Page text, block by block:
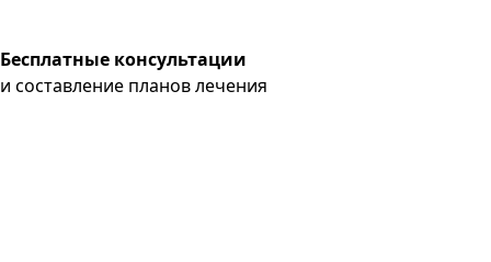
Бесплатные консультации
и составление планов лечения